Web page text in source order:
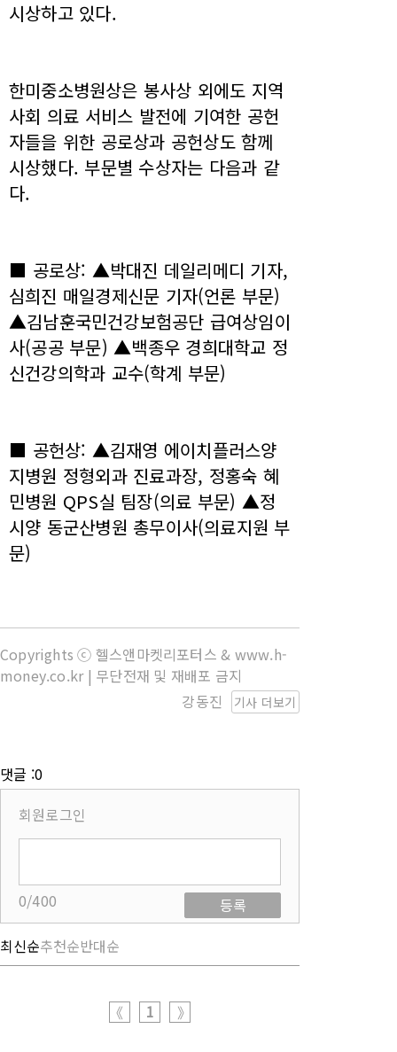
시상하고 있다.
한미중소병원상은 봉사상 외에도 지역
사회 의료 서비스 발전에 기여한 공헌
자들을 위한 공로상과 공헌상도 함께
시상했다. 부문별 수상자는 다음과 같
다.
■ 공로상: ▲박대진 데일리메디 기자,
심희진 매일경제신문 기자(언론 부문)
▲김남훈국민건강보험공단 급여상임이
사(공공 부문) ▲백종우 경희대학교 정
신건강의학과 교수(학계 부문)
■ 공헌상: ▲김재영 에이치플러스양
지병원 정형외과 진료과장, 정홍숙 혜
민병원 QPS실 팀장(의료 부문) ▲정
시양 동군산병원 총무이사(의료지원 부
문)
Copyrights ⓒ 헬스앤마켓리포터스 & www.h-
money.co.kr | 무단전재 및 재배포 금지
기사 더보기
강동진
댓글 :0
회원로그인
0/400
등록
최신순추천순반대순
《 1 》